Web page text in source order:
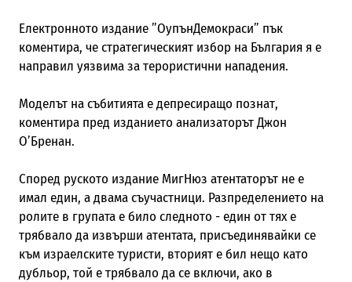
Електронното издание ”ОупънДемокраси” пък
коментира, че стратегическият избор на България я е
направил уязвима за терористични нападения.
Моделът на събитията е депресиращо познат,
коментира пред изданието анализаторът Джон
О’Бренан.
Според руското издание МигНюз атентаторът не е
имал един, а двама съучастници. Разпределението на
ролите в групата е било следното - един от тях е
трябвало да извърши атентата, присъединявайки се
към израелските туристи, вторият е бил нещо като
дубльор, той е трябвало да се включи, ако в